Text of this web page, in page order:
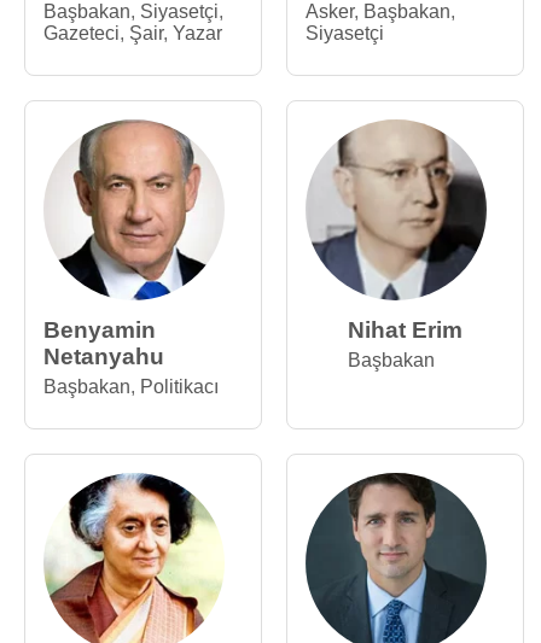
Başbakan, Siyasetçi,
Gazeteci, Şair, Yazar
Asker, Başbakan,
Siyasetçi
Benyamin
Netanyahu
Başbakan, Politikacı
Nihat Erim
Başbakan